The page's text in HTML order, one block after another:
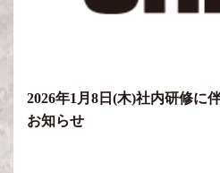
2026年1月8日(木)社内研修に
お知らせ